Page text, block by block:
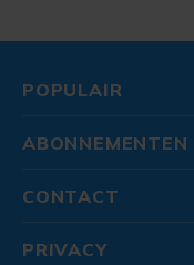
POPULAIR
ABONNEMENTEN
CONTACT
PRIVACY